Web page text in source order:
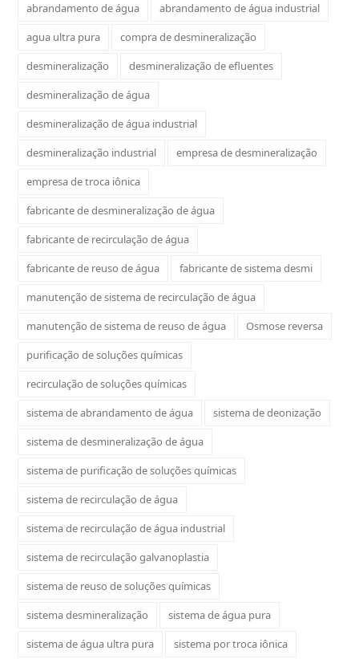
abrandamento de água
abrandamento de água industrial
agua ultra pura
compra de desmineralização
desmineralização
desmineralização de efluentes
desmineralização de água
desmineralização de água industrial
desmineralização industrial
empresa de desmineralização
empresa de troca iônica
fabricante de desmineralização de água
fabricante de recirculação de água
fabricante de reuso de água
fabricante de sistema desmi
manutenção de sistema de recirculação de água
manutenção de sistema de reuso de água
Osmose reversa
purificação de soluções químicas
recirculação de soluções químicas
sistema de abrandamento de água
sistema de deonização
sistema de desmineralização de água
sistema de purificação de soluções químicas
sistema de recirculação de água
sistema de recirculação de água industrial
sistema de recirculação galvanoplastia
sistema de reuso de soluções químicas
sistema desmineralização
sistema de água pura
sistema de água ultra pura
sistema por troca iônica